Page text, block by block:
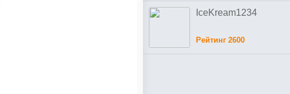
IceKream1234
Рейтинг 2600